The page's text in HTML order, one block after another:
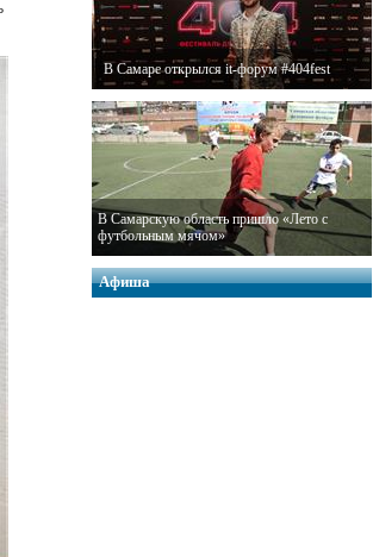
В Самаре открылся it-форум #404fest
В Самарскую область пришло «Лето с
футбольным мячом»
Афиша